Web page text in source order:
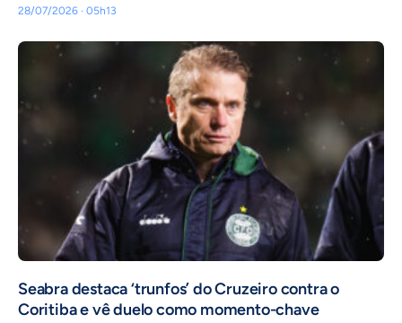
28/07/2026 · 05h13
Seabra destaca ‘trunfos’ do Cruzeiro contra o
Coritiba e vê duelo como momento-chave